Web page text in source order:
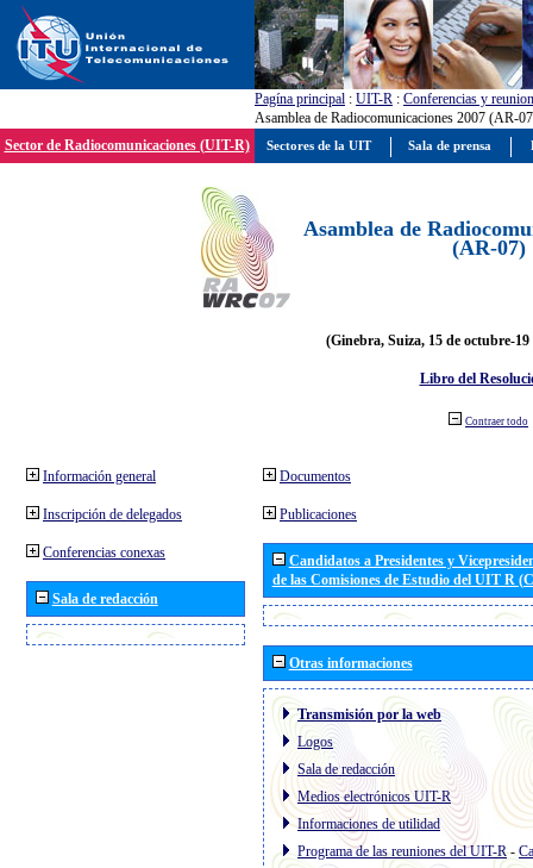
Pagína principal : UIT-R : Conferencias y
Asamblea de Radiocomunicaciones 2007 (AR-
Sector de Radiocomunicaciones (UIT-R)
Asamblea de
(AR-07)
(Ginebra, Suiza, 15 de octubre-19
Libro del
Contraer todo
Información general
Inscripción de delegados
Conferencias conexas
Sala de redacción
Documentos
Publicaciones
Candidatos a Presidentes y
de las Comisiones de Estudio del UIT R
Otras informaciones
Transmisión por la web
Logos
Sala de redacción
Medios electrónicos UIT-R
Informaciones de utilidad
Programa de las reuniones del UIT-R-
Sectores de la UIT Sala de prensa